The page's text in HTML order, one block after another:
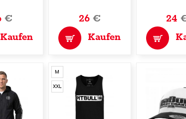
€
Kaufen
26€
Kaufen
24
M
XXL